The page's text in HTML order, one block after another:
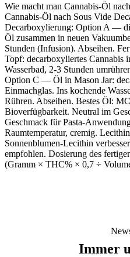
Wie macht man Cannabis-Öl
Cannabis-Öl nach Sous Vide
Decarboxylierung: Option A —
Öl zusammen in neuen
Stunden (Infusion). Abseihen.
Topf: decarboxyliertes Cannabis
Wasserbad, 2-3 Stunden
Option C — Öl in Mason Jar:
Einmachglas. Ins kochende
Rühren. Abseihen. Bestes Öl:
Bioverfügbarkeit. Neutral im
Geschmack für Pasta-
Raumtemperatur, cremig.
Sonnenblumen-Lecithin
empfohlen. Dosierung des
(Gramm × THC% × 0,7 ÷
Immer